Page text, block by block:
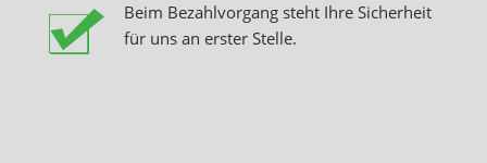
Beim Bezahlvorgang steht Ihre Sicherheit
für uns an erster Stelle.